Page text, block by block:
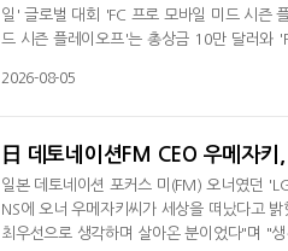
일' 글로벌 대회 'FC 프로 모바일 미드 시즌
드 시즌 플레이오프'는 총상금 10만 달러와
조별리그를 치른 뒤 8강 토너먼트로 우승자
2026-08-05
日 데토네이션FM CEO 우메자
일본 데토네이션 포커스 미(FM) 오너였던
NS에 오너 우메자키씨가 세상을 떠났다고
최우선으로 생각하며 살아온 분이었다"며 "